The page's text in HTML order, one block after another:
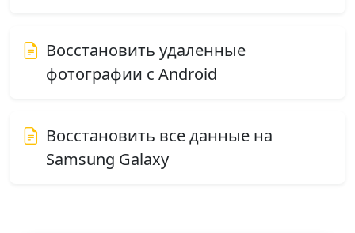
Восстановить удаленные
фотографии с Android
Восстановить все данные на
Samsung Galaxy